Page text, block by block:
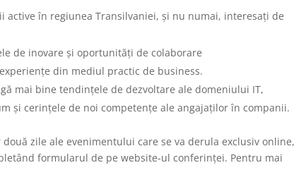
în regiunea Transilvaniei, și nu numai, interesați de
de inovare și oportunități de colaborare
din mediul practic de business.
mai bine tendințele de dezvoltare ale domeniului IT,
și cerințele de noi competențe ale angajaților în companii.
zile ale evenimentului care se va derula exclusiv online,
formularul de pe website-ul conferinței. Pentru mai